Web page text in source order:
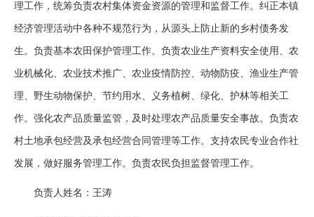
理工作，统筹负责农村集体资金资源的管理和监督工作。纠正本镇
经济管理活动中各种不规范行为，从源头上防止新的乡村债务发
生。负责基本农田保护管理工作。负责农业生产资料安全使用、农
业机械化、农业技术推广、农业疫情防控、动物防疫、渔业生产管
理、野生动物保护、节约用水、义务植树、绿化、护林等相关工
作。强化农产品质量监管，及时处理农产品质量安全事故。负责农
村土地承包经营及承包经营合同管理等工作。支持农民专业合作社
发展，做好服务管理工作。负责农民负担监督管理工作。
负责人姓名：王涛